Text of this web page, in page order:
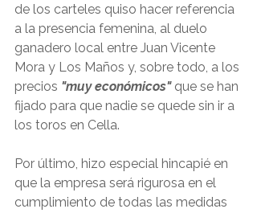
de los carteles quiso hacer referencia
a la presencia femenina, al duelo
ganadero local entre Juan Vicente
Mora y Los Maños y, sobre todo, a los
precios "muy económicos" que se han
fijado para que nadie se quede sin ir a
los toros en Cella.
Por último, hizo especial hincapié en
que la empresa será rigurosa en el
cumplimiento de todas las medidas